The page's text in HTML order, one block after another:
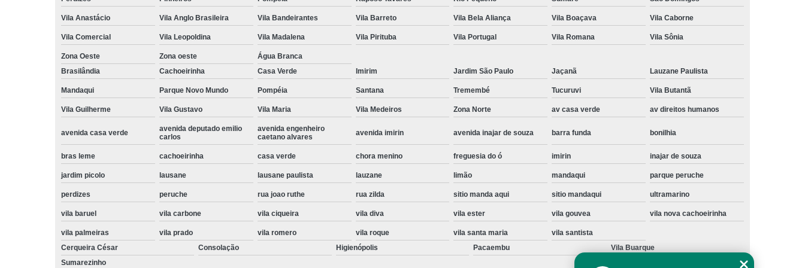
Instalação de Maquina de Lavar Roupa
Instalação de Maquina de Lavar Samsung
Instalação Eletrica Maquina de Lavar Roupa
Instalação Maquina de Lavar Roupa
Instalação para Maquina de Lavar Roupa
Instalar Maquina de Lavar Samsung
Instalar Maquina Lavar Roupa
Maquina de Lavar Roupa Instalação
Samsung Instalação Maquina de Lavar
Instalação de Lava e Seca
Instalação de Lava e Seca Samsung
Instalação de Maquina Lava e Seca
Instalação Lava e Seca
Instalação Lava e Seca Samsung
Instalação Lava Seca
Instalação Maquina Lava e Seca
Instalação Maquina Lava e Seca Samsung
Instalação Samsung Lava e Seca
Lava e Seca Instalação
Lava e Seca Samsung Instalação
Samsung Instalação Lava e Seca
Manutenção de Fogão
Manutenção de Fogão a Gas
Manutenção de Fogão Cooktop
Manutenção de Fogão Electrolux
Manutenção em Fogão
Vila Anastácio Vila Anglo Brasileira Vila Bandeirantes Vila Barreto Vila Bela Aliança Vila Boaçava Vila Caborne
Vila Comercial Vila Leopoldina Vila Madalena Vila Pirituba Vila Portugal Vila Romana Vila Sônia
Zona Oeste Zona oeste
Água Branca
Brasilândia
Cachoeirinha Casa Verde Imirim Jardim São Paulo Jaçanã Lauzane Paulista
Mandaqui Parque Novo Mundo Pompéia Santana Tremembé Tucuruvi Vila Butantã
Vila Guilherme Vila Gustavo Vila Maria Vila Medeiros Zona Norte av casa verde av direitos humanos
avenida casa verde
avenida deputado emilio
carlos
avenida engenheiro
caetano alvares
avenida imirin avenida inajar de souza barra funda bonilhia
bras leme cachoeirinha casa verde chora menino freguesia do ó imirin inajar de souza
jardim picolo lausane lausane paulista lauzane limão mandaqui parque peruche
perdizes peruche rua joao ruthe rua zilda sitio manda aqui sitio mandaqui ultramarino
vila baruel vila carbone vila ciqueira vila diva vila ester vila gouvea vila nova cachoeirinha
vila palmeiras vila prado vila romero vila roque vila santa maria
vila santista
Cerqueira César
Consolação Higienópolis Pacaembu
Vila Buarque
Sumarezinho